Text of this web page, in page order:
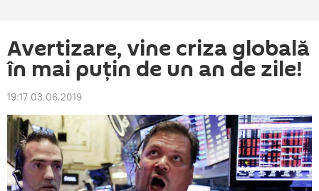
Avertizare, vine criza globală
în mai puțin de un an de zile!
19:17 03.06.2019